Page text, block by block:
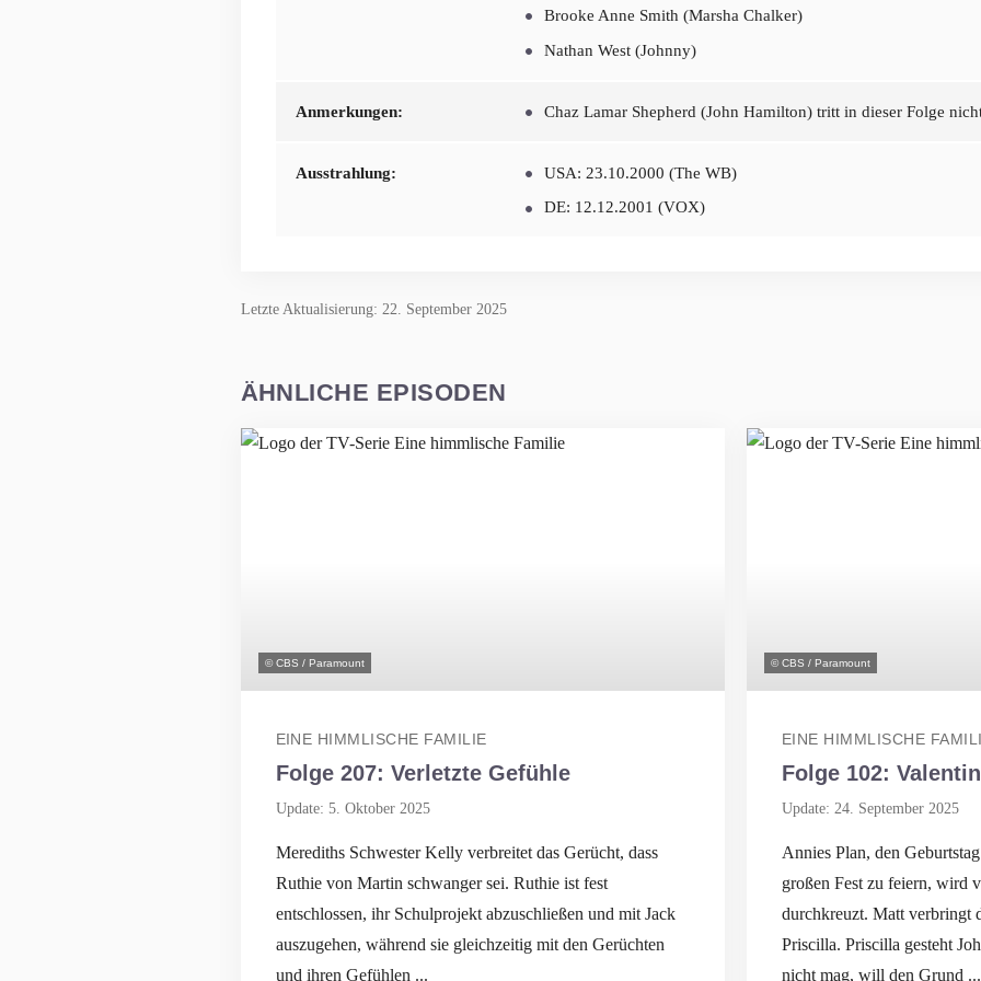
Brooke Anne Smith (Marsha Chalker)
Nathan West (Johnny)
Anmerkungen: Chaz Lamar Shepherd (John Hamilton) tritt in dieser Folge
Ausstrahlung:
USA: 23.10.2000 (The WB)
DE: 12.12.2001 (VOX)
Letzte Aktualisierung: 22. September 2025
ÄHNLICHE EPISODEN
© CBS / Paramount
EINE HIMMLISCHE FAMILIE
Folge 207: Verletzte Gefühle
Update: 5. Oktober 2025
Merediths Schwester Kelly verbreitet das Gerücht, dass
Ruthie von Martin schwanger sei. Ruthie ist fest
entschlossen, ihr Schulprojekt abzuschließen und mit Jack
auszugehen, während sie gleichzeitig mit den Gerüchten
und ihren Gefühlen ...
© CBS / Paramount
EINE HIMMLISCHE
Folge 102:
Update: 24. September 2025
Annies Plan, den
großen Fest zu feiern, wird
durchkreuzt. Matt verbringt
Priscilla. Priscilla gesteht
nicht mag, will den Grund ...